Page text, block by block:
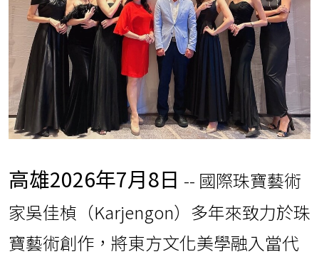
高雄2026年7月8日 -- 國際珠寶藝術
家吳佳楨（Karjengon）多年來致力於珠
寶藝術創作，將東方文化美學融入當代